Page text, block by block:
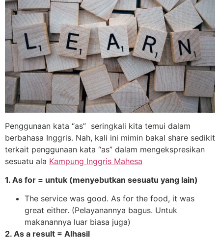
Penggunaan kata “as” seringkali kita temui dalam
berbahasa Inggris. Nah, kali ini mimin bakal share sedikit
terkait penggunaan kata “as” dalam mengekspresikan
sesuatu ala Kampung Inggris Mahesa
1. As for = untuk (menyebutkan sesuatu yang lain)
The service was good. As for the food, it was
great either. (Pelayanannya bagus. Untuk
makanannya luar biasa juga)
2. As a result = Alhasil